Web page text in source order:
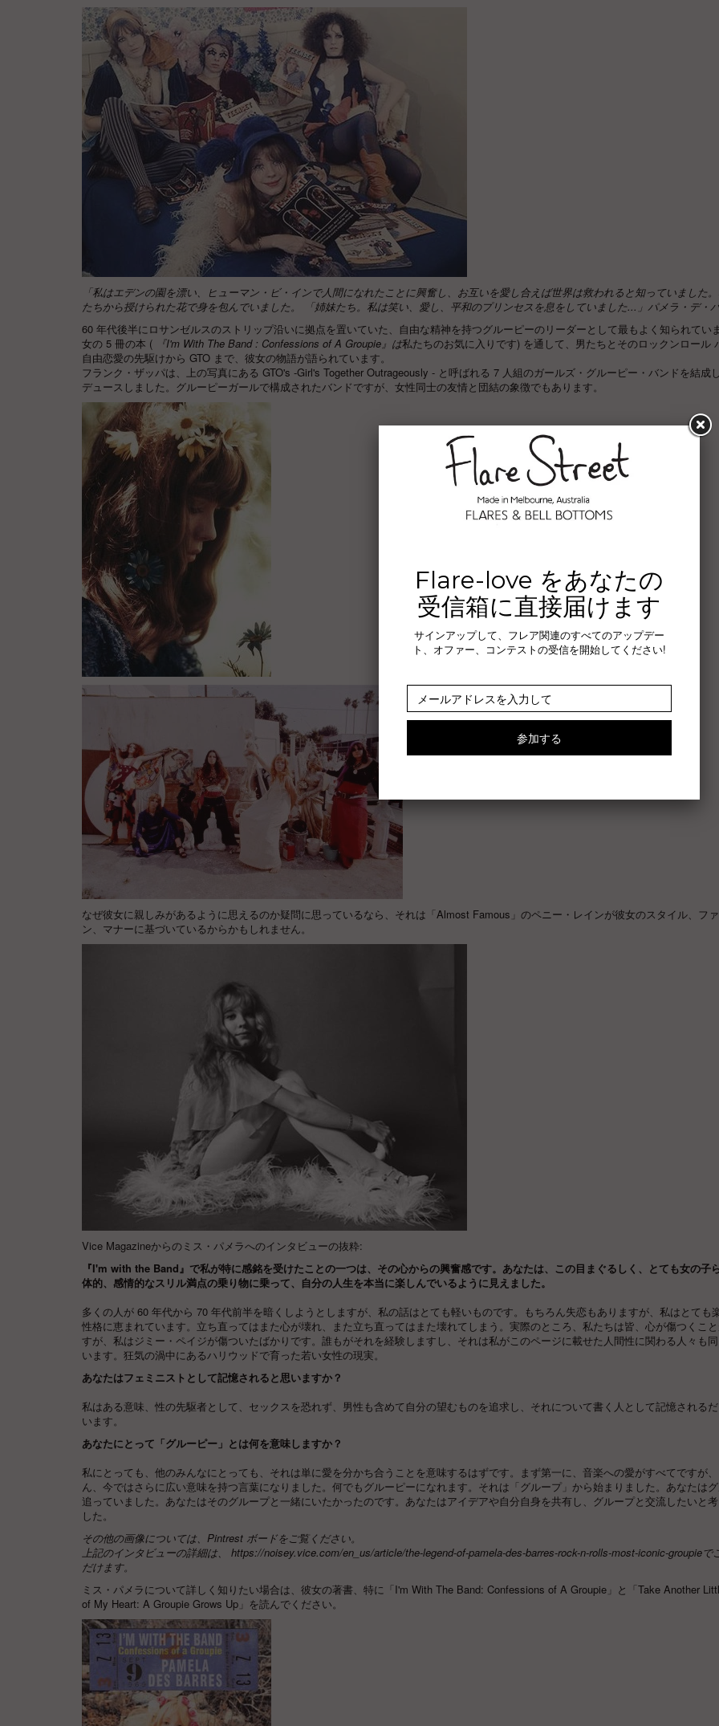
「私はエデンの園を漂い、ヒューマン・ビ・インで人間になれたことに興奮し、お互いを愛し合えば世界は救われると知っていました
たちから授けられた花で身を包んでいました。 「姉妹たち。私は笑い、愛し、平和のプリンセスを息をしていました...」パメラ・デ・
60 年代後半にロサンゼルスのストリップ沿いに拠点を置いていた、自由な精神を持つグルーピーのリーダーとして最もよく知られてい
女の 5 冊の本 (
『I'm With The Band: Confessions of A Groupie』は私たちのお気に入りです) を通して、男たちとそのロックンロール
自由恋愛の先駆けから GTO まで、彼女の物語が語られています。
フランク・ザッパは、上の写真にある GTO's -Girl's Together Outrageously - と呼ばれる 7 人組のガールズ・グルーピー・バンドを結成
デュースしました。グルーピーガールで構成されたバンドですが、女性同士の友情と団結の象徴でもあります。
なぜ彼女に親しみがあるように思えるのか疑問に思っているなら、それは「Almost Famous」のペニー・レインが彼女のスタイル、フ
ン、マナーに基づいているからかもしれません。
Vice Magazineからのミス・パメラへのインタビューの抜粋:
『I'm with the Band』で私が特に感銘を受けたことの一つは、その心からの興奮感です。あなたは、この目まぐるしく、とても女の子
体的、感情的なスリル満点の乗り物に乗って、自分の人生を本当に楽しんでいるように見えました。
多くの人が 60 年代から 70 年代前半を暗くしようとしますが、私の話はとても軽いものです。もちろん失恋もありますが、私はとても
性格に恵まれています。立ち直ってはまた心が壊れ、また立ち直ってはまた壊れてしまう。実際のところ、私たちは皆、心が傷つくこ
すが、私はジミー・ペイジが傷ついたばかりです。誰もがそれを経験しますし、それは私がこのページに載せた人間性に関わる人々も
います。狂気の渦中にあるハリウッドで育った若い女性の現実。
あなたはフェミニストとして記憶されると思いますか？
私はある意味、性の先駆者として、セックスを恐れず、男性も含めて自分の望むものを追求し、それについて書く人として記憶される
います。
あなたにとって「グルーピー」とは何を意味しますか？
私にとっても、他のみんなにとっても、それは単に愛を分かち合うことを意味するはずです。まず第一に、音楽への愛がすべてですが
ん、今ではさらに広い意味を持つ言葉になりました。何でもグルーピーになれます。それは「グループ」から始まりました。あなたは
追っていました。あなたはそのグループと一緒にいたかったのです。あなたはアイデアや自分自身を共有し、グループと交流したいと
した。
その他の画像については、Pintrest ボードをご覧ください。
上記のインタビューの詳細は、 https://noisey.vice.com/en_us/article/the-legend-of-pamela-des-barres-rock-n-rolls-most-iconic-groupieで
だけます。
ミス・パメラについて詳しく知りたい場合は、彼女の著書、特に「I'm With The Band: Confessions of A Groupie」と「Take Another
of My Heart: A Groupie Grows Up」を読んでください。
Flare-love をあなたの
受信箱に直接届けます
サインアップして、フレア関連のすべてのアップデー
ト、オファー、コンテストの受信を開始してください!